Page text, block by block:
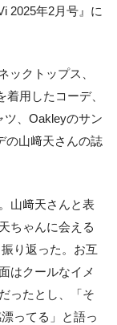
2025年2月号』に
ックトップス、
用したコーデ、
ツ、Oakleyのサン
の山﨑天さんの誌
山﨑天さんと表
ちゃんに会える
り返った。お互
はクールなイメ
ったとし、「そ
ってる」と語っ